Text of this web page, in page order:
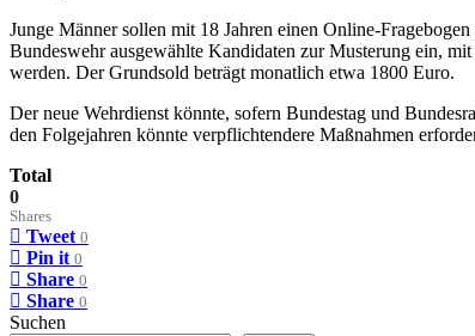
Junge Männer sollen mit 18 Jahren einen Online-
Bundeswehr ausgewählte Kandidaten zur Musterung ein,
werden. Der Grundsold beträgt monatlich etwa 1800 Euro.
Der neue Wehrdienst könnte, sofern Bundestag und
den Folgejahren könnte verpflichtendere Maßnahmen
Total
0
Shares
Tweet 0
Pin it 0
Share 0
Share 0
Suchen